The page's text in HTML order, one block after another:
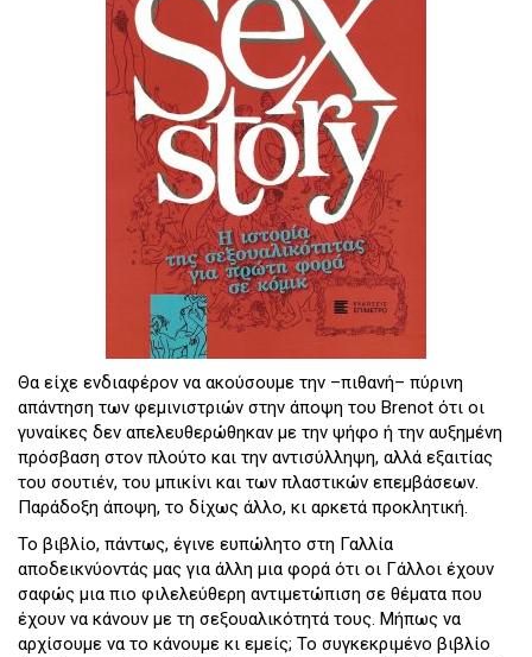
Θα είχε ενδιαφέρον να ακούσουμε την –πιθανή– πύρινη
απάντηση των φεμινιστριών στην άποψη του Brenot ότι οι
γυναίκες δεν απελευθερώθηκαν με την ψήφο ή την αυξημένη
πρόσβαση στον πλούτο και την αντισύλληψη, αλλά εξαιτίας
του σουτιέν, του μπικίνι και των πλαστικών επεμβάσεων.
Παράδοξη άποψη, το δίχως άλλο, κι αρκετά προκλητική.
Το βιβλίο, πάντως, έγινε ευπώλητο στη Γαλλία
αποδεικνύοντάς μας για άλλη μια φορά ότι οι Γάλλοι έχουν
σαφώς μια πιο φιλελεύθερη αντιμετώπιση σε θέματα που
έχουν να κάνουν με τη σεξουαλικότητά τους. Μήπως να
αρχίσουμε να το κάνουμε κι εμείς; Το συγκεκριμένο βιβλίο